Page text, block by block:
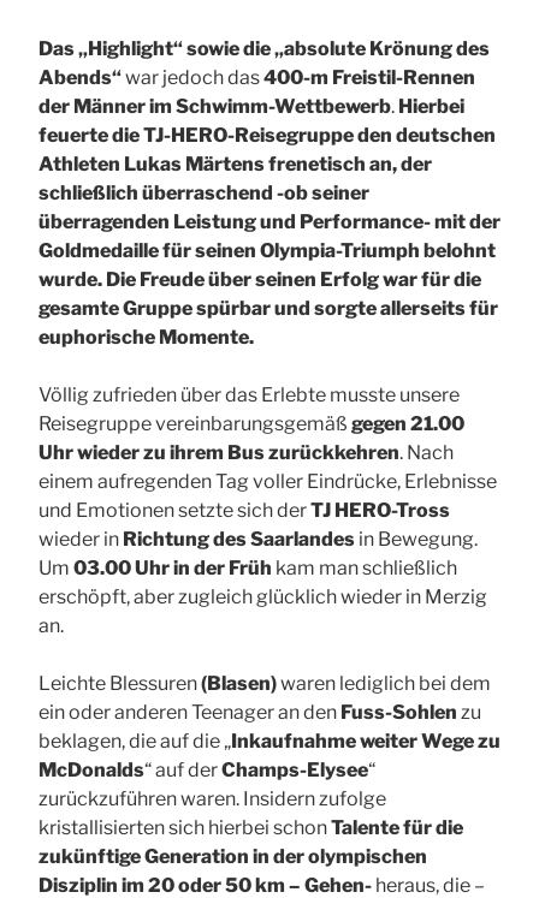
Das „Highlight“ sowie die „absolute Krönung des
Abends“war jedoch das400-m Freistil-Rennen
der Männer im Schwimm-Wettbewerb. Hierbei
feuerte die TJ-HERO-Reisegruppe den deutschen
Athleten Lukas Märtens frenetisch an,der
schließlich überraschend -ob seiner
überragenden Leistung und Performance- mit der
Goldmedaille für seinen Olympia-Triumph belohnt
wurde. Die Freude über seinen Erfolg war für die
gesamte Gruppe spürbar und sorgte allerseits für
euphorische Momente.
Völlig zufrieden über das Erlebte musste unsere
Reisegruppe vereinbarungsgemäß gegen 21.00
Uhr wieder zu ihrem Bus zurückkehren. Nach
einem aufregenden Tag voller Eindrücke, Erlebnisse
und Emotionen setzte sich derTJ HERO-Tross
wieder in Richtung des Saarlandes in Bewegung.
Um 03.00 Uhr in der Früh kam man schließlich
erschöpft, aber zugleich glücklich wieder in Merzig
an.
Leichte Blessuren(Blasen)waren lediglich bei dem
ein oder anderen Teenager an den Fuss-Sohlen zu
beklagen, die auf die „Inkaufnahme weiter Wege zu
McDonalds“ auf derChamps-Elysee“
zurückzuführen waren. Insidern zufolge
kristallisierten sich hierbei schonTalente für die
zukünftige Generation in der olympischen
Disziplin im 20 oder 50 km – Gehen- heraus, die –